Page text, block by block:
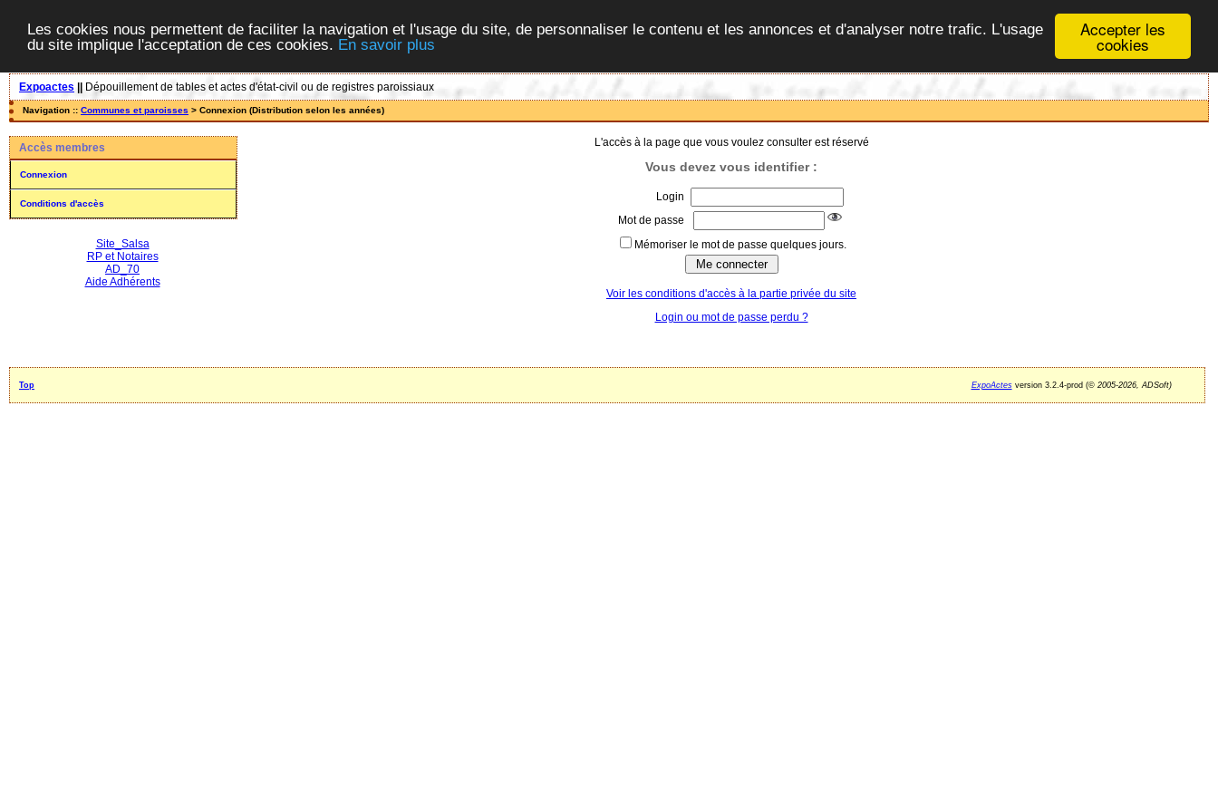
Accepter les
cookies
Les cookies nous permettent de faciliter la navigation et l'usage du site, de personnaliser le contenu et les annonces et d'analyser notre trafic. L'usage
du site implique l'acceptation de ces cookies. En savoir plus
Expoactes Dépouillement de tables et actes d'état-civil ou de registres paroissiaux
Navigation :: Communes et paroisses > Connexion (Distribution selon les années)
Accès membres
Connexion
Conditions d'accès
Site_Salsa
RP et Notaires
AD_70
Aide Adhérents
L'accès à la page que vous voulez consulter est réservé
Vous devez vous identifier :
Login
Mot de passe
Mémoriser le mot de passe quelques jours.
Voir les conditions d'accès à la partie privée du site
Login ou mot de passe perdu ?
Top ExpoActesversion 3.2.4-prod (©2005-2026, ADSoft)